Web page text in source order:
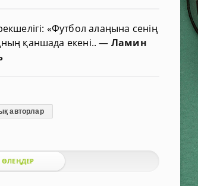
«Футбол алаңына сенің
қаншада екені..— Ламин
авторлар
ӨЛЕҢДЕР